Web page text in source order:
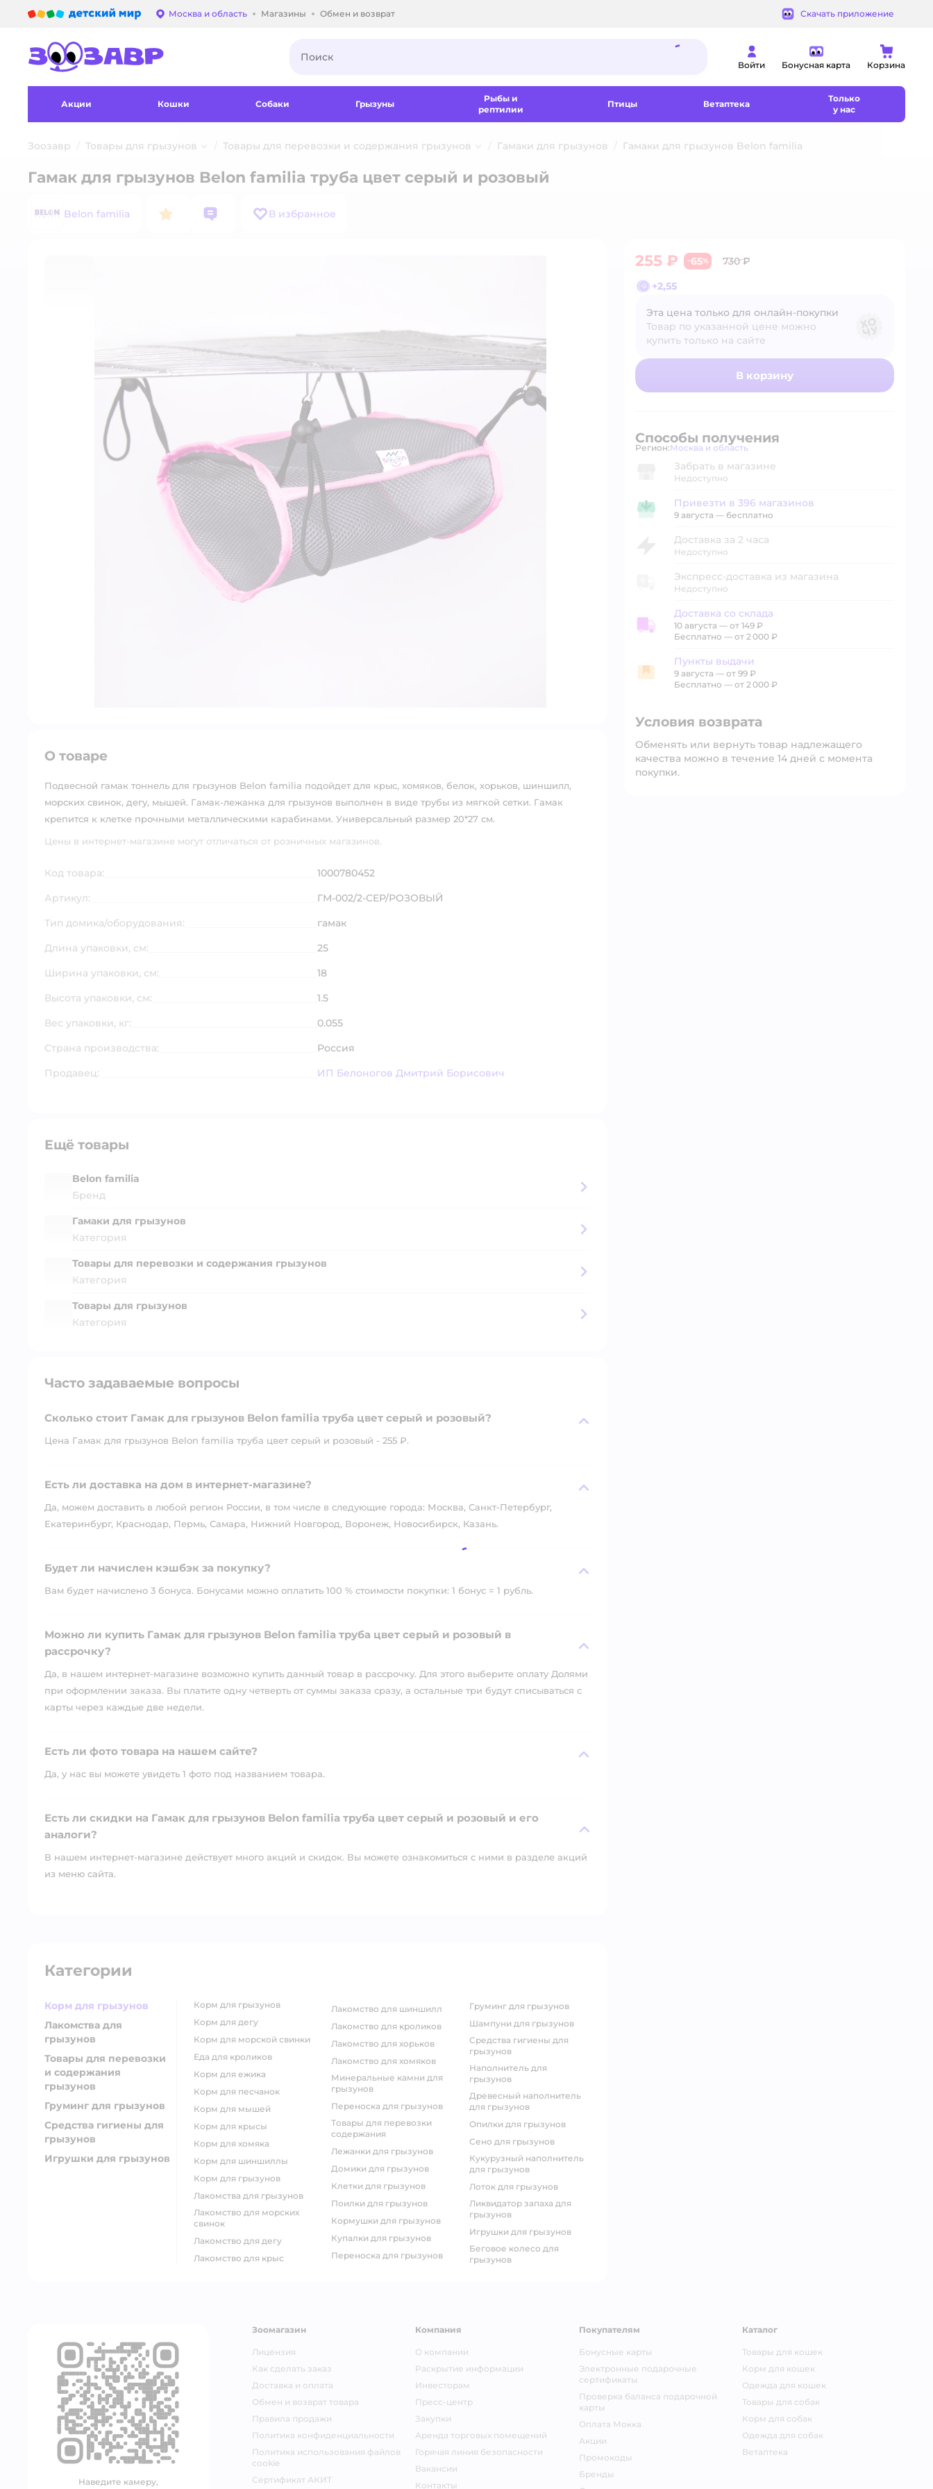
Выбор адреса доставки.
Москва и область Магазины Обмен и возврат Скачать приложение
Войти Бонусная карта Корзина
Акции Кошки Собаки Грызуны
Рыбы и
рептилии
Птицы Ветаптека
Только
у нас
Зоозавр Товары для грызунов Товары для перевозки и содержания грызунов Гамаки для грызунов Гамаки для грызунов Belon familia
Гамак для грызунов Belon familia труба цвет серый и розовый
Belon familia В избранное
255 ₽ −65%
730 ₽
+2,55
Эта цена только для онлайн‑покупки
Товар по указанной цене можно
купить только на сайте
В корзину
Способы получения
Регион: Выбор адреса доставки.
Москва и область
Забрать в магазине
Недоступно
Привезти в магазин
Привезти в 396 магазинов
9 августа — бесплатно
Доставка за 2 часа
Недоступно
Экспресс-доставка из магазина
Недоступно
Доставка со склада
Доставка со склада
10 августа — от 149 ₽
Бесплатно — от 2 000 ₽
Пункты выдачи
Пункты выдачи
9 августа — от 99 ₽
Бесплатно — от 2 000 ₽
Условия возврата
Обменять или вернуть товар надлежащего
качества можно в течение 14 дней с момента
покупки.
О товаре
Подвесной гамак тоннель для грызунов Belon familia подойдет для крыс, хомяков, белок, хорьков, шиншилл,
морских свинок, дегу, мышей. Гамак-лежанка для грызунов выполнен в виде трубы из мягкой сетки. Гамак
крепится к клетке прочными металлическими карабинами. Универсальный размер 20*27 см.
Цены в интернет-магазине могут отличаться от розничных магазинов.
Код товара:
1000780452
Артикул:
ГМ-002/2-СЕР/РОЗОВЫЙ
Тип домика/оборудования:
гамак
Длина упаковки, см:
25
Ширина упаковки, см:
18
Высота упаковки, см:
1.5
Вес упаковки, кг:
0.055
Страна производства:
Россия
Продавец:
ИП Белоногов Дмитрий Борисович
Ещё товары
Belon familia
Бренд
Гамаки для грызунов
Категория
Товары для перевозки и содержания грызунов
Категория
Товары для грызунов
Категория
Часто задаваемые вопросы
Сколько стоит Гамак для грызунов Belon familia труба цвет серый и розовый?
Цена Гамак для грызунов Belon familia труба цвет серый и розовый - 255 ₽.
Есть ли доставка на дом в интернет-магазине?
Да, можем доставить в любой регион России, в том числе в следующие города: Москва, Санкт-Петербург,
Екатеринбург, Краснодар, Пермь, Самара, Нижний Новгород, Воронеж, Новосибирск, Казань.
Будет ли начислен кэшбэк за покупку?
Вам будет начислено 3 бонуса. Бонусами можно оплатить 100 % стоимости покупки: 1 бонус = 1 рубль.
Можно ли купить Гамак для грызунов Belon familia труба цвет серый и розовый в
рассрочку?
Да, в нашем интернет-магазине возможно купить данный товар в рассрочку. Для этого выберите оплату Долями
при оформлении заказа. Вы платите одну четверть от суммы заказа сразу, а остальные три будут списываться с
карты через каждые две недели.
Есть ли фото товара на нашем сайте?
Да, у нас вы можете увидеть 1 фото под названием товара.
Есть ли скидки на Гамак для грызунов Belon familia труба цвет серый и розовый и его
аналоги?
В нашем интернет-магазине действует много акций и скидок. Вы можете ознакомиться с ними в разделе акций
из меню сайта.
Категории
Корм для грызунов
Лакомства для
грызунов
Товары для перевозки
и содержания
грызунов
Груминг для грызунов
Средства гигиены для
грызунов
Игрушки для грызунов
корм для грызунов
корм для дегу
корм для морской свинки
еда для кроликов
корм для ежика
корм для песчанок
корм для мышей
корм для крысы
корм для хомяка
корм для шиншиллы
корм для грызунов
лакомства для грызунов
лакомство для морских
свинок
лакомство для дегу
лакомство для крыс
лакомство для шиншилл
лакомство для кроликов
лакомство для хорьков
лакомство для хомяков
минеральные камни для
грызунов
переноска для грызунов
товары для перевозки
содержания
лежанки для грызунов
домики для грызунов
клетки для грызунов
поилки для грызунов
кормушки для грызунов
купалки для грызунов
переноска для грызунов
груминг для грызунов
шампуни для грызунов
средства гигиены для
грызунов
наполнитель для
грызунов
древесный наполнитель
для грызунов
опилки для грызунов
сено для грызунов
кукурузный наполнитель
для грызунов
лоток для грызунов
ликвидатор запаха для
грызунов
игрушки для грызунов
беговое колесо для
грызунов
Наведите камеру,
Зоомагазин
Лицензия
Как сделать заказ
Доставка и оплата
Обмен и возврат товара
Правила продажи
Политика конфиденциальности
Политика использования файлов
cookie
Сертификат АКИТ
Компания
О компании
Раскрытие информации
Инвесторам
Пресс-центр
Закупки
Аренда торговых помещений
Горячая линия безопасности
Вакансии
Контакты
Покупателям
Бонусные карты
Электронные подарочные
сертификаты
Проверка баланса подарочной
карты
Оплата Мокка
Акции
Промокоды
Бренды
Каталог
Товары для кошек
Корм для кошек
Одежда для кошек
Товары для собак
Корм для собак
Одежда для собак
Ветаптека